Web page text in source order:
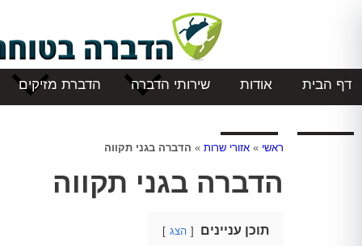
דף הבית אודות שירותי הדברה הדברת מזיקים
ראשי » אזורי שרות » הדברה בגני תקווה
הדברה בגני תקווה
תוכן עניינים הצג